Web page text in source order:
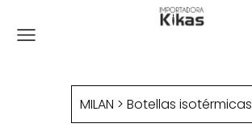
MILAN > Botellas isotérmicas